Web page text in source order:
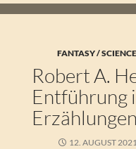
FANTASY /
Robert A.
Entführung
Erzählungen
12. AUGUST